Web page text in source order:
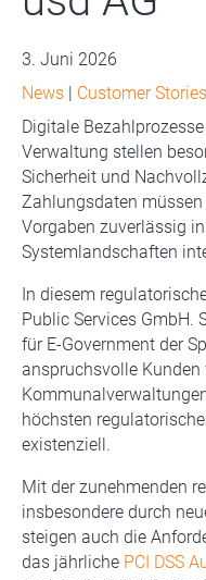
3. Juni 2026
News | Customer Stories
Digitale
Verwaltung stellen
Sicherheit und
Zahlungsdaten
Vorgaben zuverlässig
Systemlandschaften
In diesem
Public Services GmbH.
für E-Government der
anspruchsvolle
höchsten
existenziell.
Mit der zunehmenden
insbesondere durch
steigen auch die
das jährliche PCI DSS